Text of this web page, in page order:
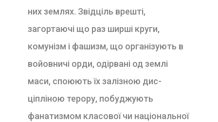
них землях. Звідціль врешті,
загортаючі що раз ширші круги,
комунізм і фашизм, що організують в
войовничі орди, одірвані од землі
маси, споюють їх залізною дис-
ціпліною терору, побуджують
фанатизмом класової чи національної